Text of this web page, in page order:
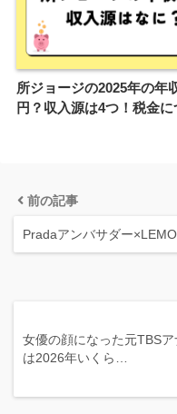
所ジョージの2025年の年
円？収入源は4つ！税金に
前の記事
Pradaアンバサダー
女優の顔になった元TBS
は2026年いくら…